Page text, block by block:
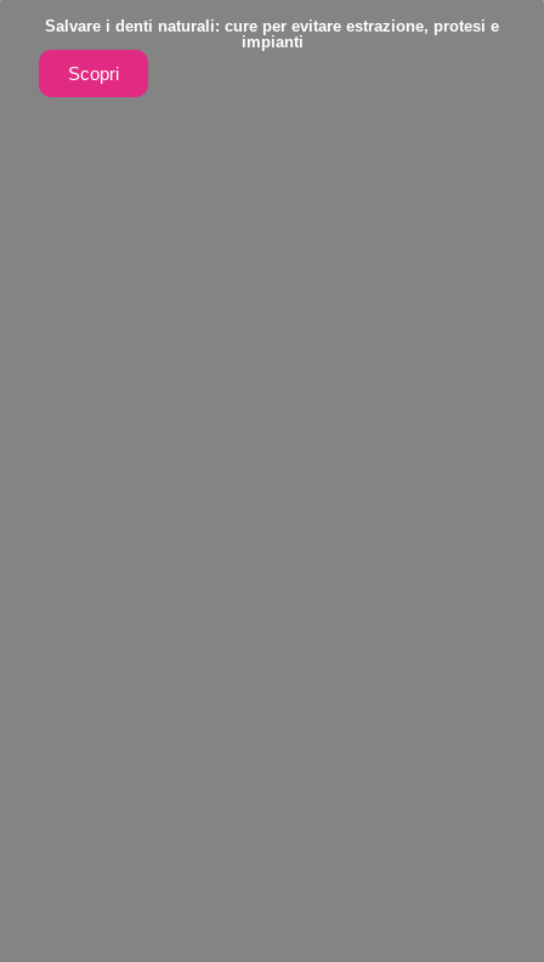
Salvare i denti naturali: cure per evitare estrazione, protesi e
impianti
Scopri